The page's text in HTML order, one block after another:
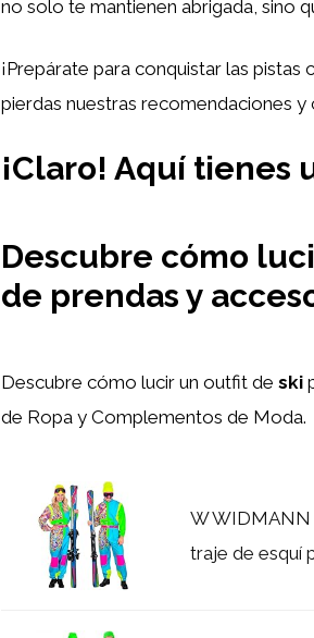
no solo te mantienen abrigada, sino
¡Prepárate para conquistar las
pierdas nuestras recomendaciones y
¡Claro! Aquí
Descubre cómo
de prendas y
Descubre cómo lucir un outfit de ski
de Ropa y Complementos de Moda.
W WIDMANN
traje de esquí